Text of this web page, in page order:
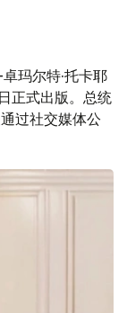
玛尔特·托卡耶
正式出版。总统
过社交媒体公